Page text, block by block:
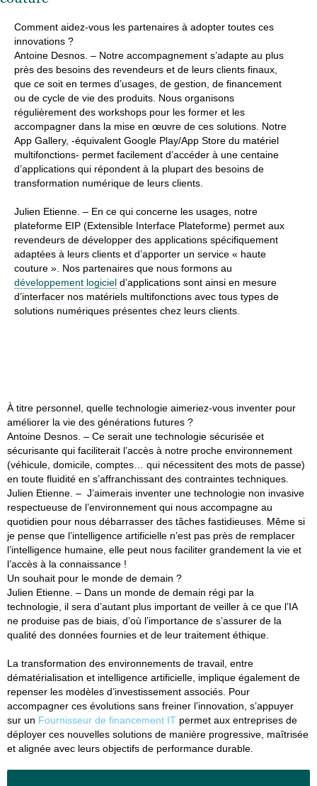
Comment aidez-vous les partenaires à adopter toutes ces
innovations ?
Antoine Desnos. – Notre accompagnement s’adapte au plus
près des besoins des revendeurs et de leurs clients finaux,
que ce soit en termes d’usages, de gestion, de financement
ou de cycle de vie des produits. Nous organisons
régulièrement des workshops pour les former et les
accompagner dans la mise en œuvre de ces solutions. Notre
App Gallery, -équivalent Google Play/App Store du matériel
multifonctions- permet facilement d’accéder à une centaine
d’applications qui répondent à la plupart des besoins de
transformation numérique de leurs clients.
Julien Etienne. – En ce qui concerne les usages, notre
plateforme EIP (Extensible Interface Plateforme) permet aux
revendeurs de développer des applications spécifiquement
adaptées à leurs clients et d’apporter un service « haute
couture ». Nos partenaires que nous formons au
développement logiciel d’applications sont ainsi en mesure
d’interfacer nos matériels multifonctions avec tous types de
solutions numériques présentes chez leurs clients.
À titre personnel, quelle technologie aimeriez-vous inventer pour
améliorer la vie des générations futures ?
Antoine Desnos. – Ce serait une technologie sécurisée et
sécurisante qui faciliterait l’accès à notre proche environnement
(véhicule, domicile, comptes… qui nécessitent des mots de passe)
en toute fluidité en s’affranchissant des contraintes techniques.
Julien Etienne. – J’aimerais inventer une technologie non invasive
respectueuse de l’environnement qui nous accompagne au
quotidien pour nous débarrasser des tâches fastidieuses. Même si
je pense que l’intelligence artificielle n’est pas près de remplacer
l’intelligence humaine, elle peut nous faciliter grandement la vie et
l’accès à la connaissance !
Un souhait pour le monde de demain ?
Julien Etienne. – Dans un monde de demain régi par la
technologie, il sera d’autant plus important de veiller à ce que l’IA
ne produise pas de biais, d’où l’importance de s’assurer de la
qualité des données fournies et de leur traitement éthique.
La transformation des environnements de travail, entre
dématérialisation et intelligence artificielle, implique également de
repenser les modèles d’investissement associés. Pour
accompagner ces évolutions sans freiner l’innovation, s’appuyer
sur un Fournisseur de financement IT permet aux entreprises de
déployer ces nouvelles solutions de manière progressive, maîtrisée
et alignée avec leurs objectifs de performance durable.